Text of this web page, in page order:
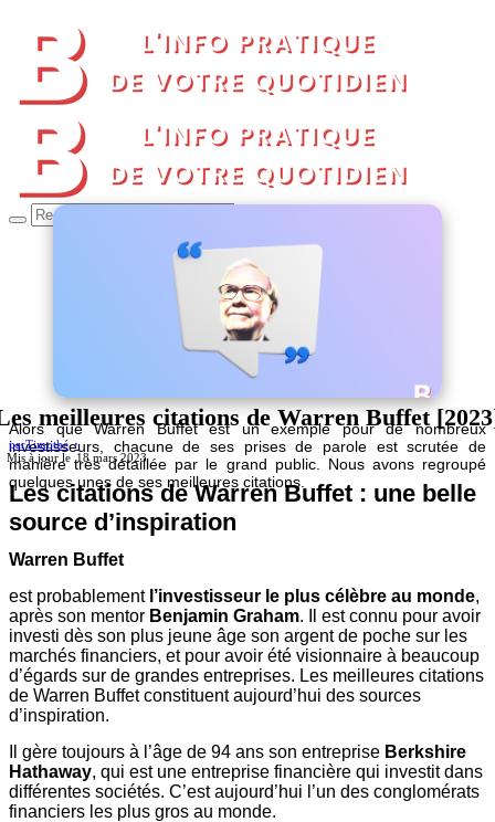
meilleures citations de Warren Buffet
Alors que Warren Buffet est un exemple pour de nombreux
investisseurs, chacune de ses prises de parole est scrutée de
manière très détaillée par le grand public. Nous avons regroupé
quelques unes de ses meilleures citations.
parTimothé
18 mars 2023
Les citations de Warren Buffet : une belle
source d’inspiration
Warren Buffet
est probablement l’investisseur le plus célèbre au monde,
après son mentor Benjamin Graham. Il est connu pour avoir
investi dès son plus jeune âge son argent de poche sur les
marchés financiers, et pour avoir été visionnaire à beaucoup
d’égards sur de grandes entreprises. Les meilleures citations
de Warren Buffet constituent aujourd’hui des sources
d’inspiration.
Il gère toujours à l’âge de 94 ans son entreprise Berkshire
Hathaway, qui est une entreprise financière qui investit dans
différentes sociétés. C’est aujourd’hui l’un des conglomérats
financiers les plus gros au monde.